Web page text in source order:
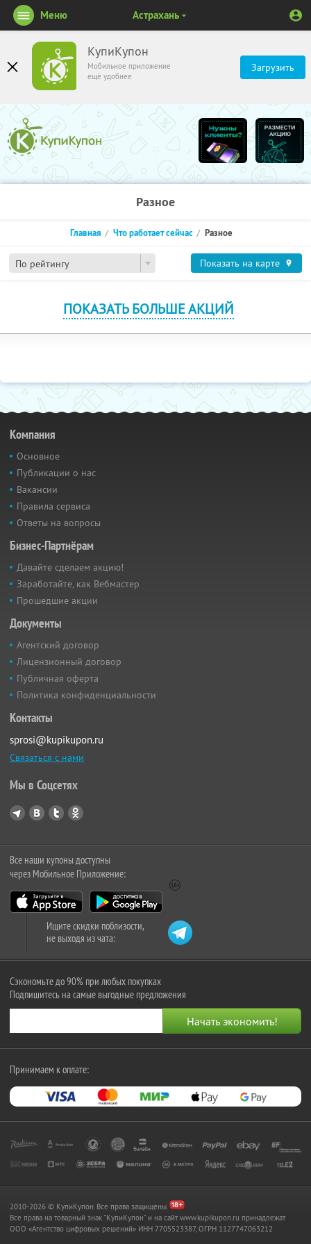
КупиКупон
Мобильное приложение
ещё удобнее
Загрузить
Меню Астрахань
Разное
По рейтингу
Главная Что работает сейчас Разное
Показать на карте
ПОКАЗАТЬ БОЛЬШЕ АКЦИЙ
Компания
Основное
Публикации о нас
Вакансии
Правила сервиса
Ответы на вопросы
Бизнес-Партнёрам
Давайте сделаем акцию!
Заработайте, как Вебмастер
Прошедшие акции
Документы
Агентский договор
Лицензионный договор
Публичная оферта
Политика конфиденциальности
Контакты
sprosi@kupikupon.ru
Связаться с нами
Мы в Соцсетях
Все наши купоны доступны
через Мобильное Приложение:
Ищите скидки поблизости,
не выходя из чата:
Сэкономьте до 90% при любых покупках
Подпишитесь на самые выгодные предложения
Принимаем к оплате:
2010-2026 © КупиКупон. Все права защищены.
Все права на товарный знак "КупиКупон" и на сайт www.kupikupon.ru принадлежат
OOO «Агентство цифровых решений» ИНН 7705523387, ОГРН 1127747063212